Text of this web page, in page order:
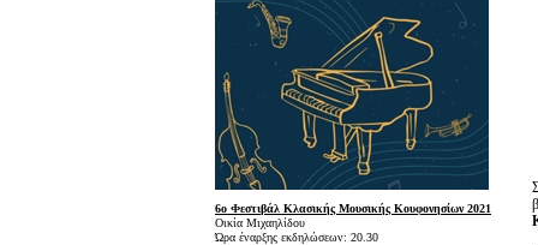
6ο Φεστιβάλ Κλασικής Μουσικής Κουφονησίων 2021
Οικία Μιχαηλίδου
Ώρα έναρξης εκδηλώσεων: 20.30